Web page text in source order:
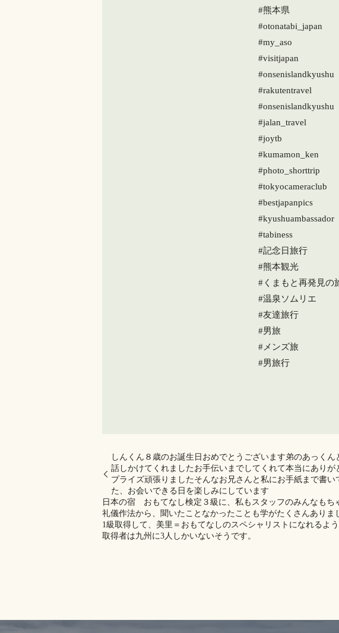
#熊本県
#otonatabi_japan
#my_aso
#visitjapan
#onsenislandkyushu
#rakutentravel
#onsenislandkyushu
#jalan_travel
#joytb
#kumamon_ken
#photo_shorttrip
#tokyocameraclub
#bestjapanpics
#kyushuambassador
#tabiness
#記念日旅行
#熊本観光
#くまもと再発見の
#温泉ソムリエ
#友達旅行
#男旅
#メンズ旅
#男旅行
しんくん８歳のお誕生日おめでとうございます弟のあっく
話しかけてくれましたお手伝いまでしてくれて本当にあり
プライズ頑張りましたそんなお兄さんと私にお手紙まで書
た、お会いできる日を楽しみにしています
日本の宿 おもてなし検定３級に、私もスタッフのみんなもち
礼儀作法から、聞いたことなかったことも学がたくさんあり
1級取得して、美里＝おもてなしのスペシャリストになれるよ
取得者は九州に3人しかいないそうです。